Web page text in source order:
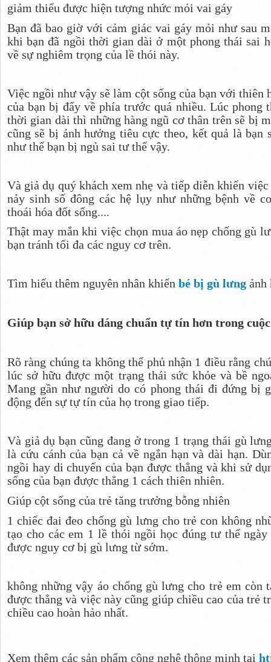
giảm thiểu được hiện tượng nhức mỏi vai gáy
Bạn đã bao giờ với cảm giác vai gáy mỏi như sau
khi bạn đã ngồi thời gian dài ở một phong thái sai
về sự nghiêm trọng của lề thói này.
Việc ngồi như vậy sẽ làm cột sống của bạn với thiên
của bạn bị đẩy về phía trước quá nhiều. Lúc
thời gian dài thì những hàng ngũ cơ thân trên sẽ bị
cũng sẽ bị ảnh hưởng tiêu cực theo, kết quả là bạn
như thể bạn bị ngủ sai tư thế vậy.
Và giả dụ quý khách xem nhẹ và tiếp diễn khiến
nảy sinh số đông các hệ lụy như những bệnh về
thoái hóa đốt sống....
Thật may mắn khi việc chọn mua áo nẹp chống gù
bạn tránh tối đa các nguy cơ trên.
Tìm hiểu thêm nguyên nhân khiến bé bị gù lưngảnh
Giúp bạn sở hữu dáng chuẩn tự tín hơn trong
Rõ ràng chúng ta không thể phủ nhận 1 điều rằng
lúc sở hữu được một trạng thái sức khỏe và bề
Mang gần như người do có phong thái đi đứng bị
động đến sự tự tín của họ trong giao tiếp.
Và giả dụ bạn cũng đang ở trong 1 trạng thái gù
là cứu cánh của bạn cả về ngắn hạn và dài hạn.
ngồi hay di chuyển của bạn được thẳng và khi sử
sống của bạn được thẳng 1 cách thiên nhiên.
Giúp cột sống của trẻ tăng trưởng bỗng nhiên
1 chiếc đai đeo chống gù lưng cho trẻ con không
tạo cho các em 1 lề thói ngồi học đúng tư thế
được nguy cơ bị gù lưng từ sớm.
không những vậy áo chống gù lưng cho trẻ em còn
được thẳng và việc này cũng giúp chiều cao của trẻ
chiều cao hoàn hảo nhất.
Xem thêm các sản phẩm công nghệ thông minh tại